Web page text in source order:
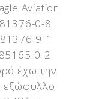
Aviation
0-8
9-1
0-2
έχω την
εξώφυλλο